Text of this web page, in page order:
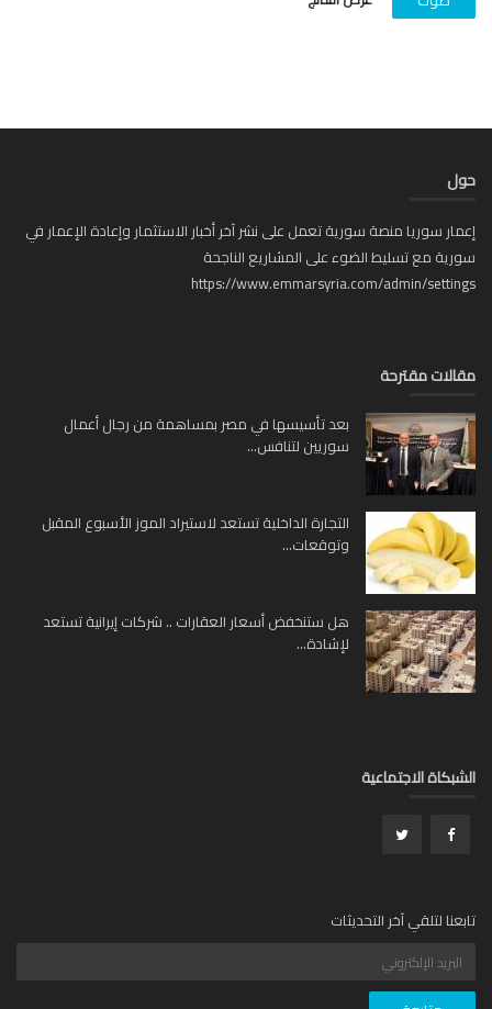
سوريا منصة سورية تعمل على نشر آخر أخبار الاستثمار وإعادة الإعمار في
مع تسليط الضوء على المشاريع الناجحة
https://www.emmarsyria.com/admin/
مقترحة
بعد تأسيسها في مصر بمساهمة من رجال أعمال
سوريين لتنافس...
التجارة الداخلية تستعد لاستيراد الموز الأسبوع المقبل
وتوقعات...
هل ستنخفض أسعار العقارات .. شركات إيرانية تستعد
لإشادة...
الاجتماعية
لتلقي آخر التحديثات